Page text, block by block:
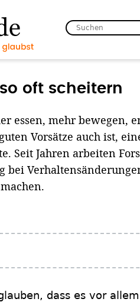
oft scheitern
essen, mehr bewegen,
Vorsätze auch ist,
Seit Jahren arbeiten
bei
dass es vor